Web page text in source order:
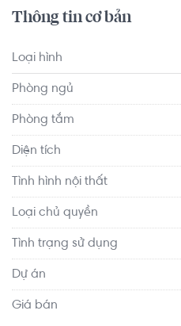
tiện di chuyển với đầy đủ các
Practice, Nha Khoa An Nhien...
Thông tin cơ bản
Loại hình
Phòng ngủ
Phòng tắm
Diện tích
Tình hình nội thất
Loại chủ quyền
Tình trạng sử dụng
Dự án
Giá bán